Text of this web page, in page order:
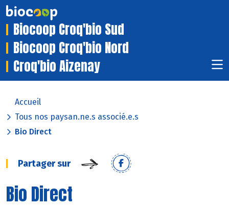
Biocoop Croq'bio Sud
Biocoop Croq'bio Nord
Croq'bio Aizenay
Accueil
Tous nos paysan.ne.s associé.e.s
Bio Direct
Partager sur
Bio Direct